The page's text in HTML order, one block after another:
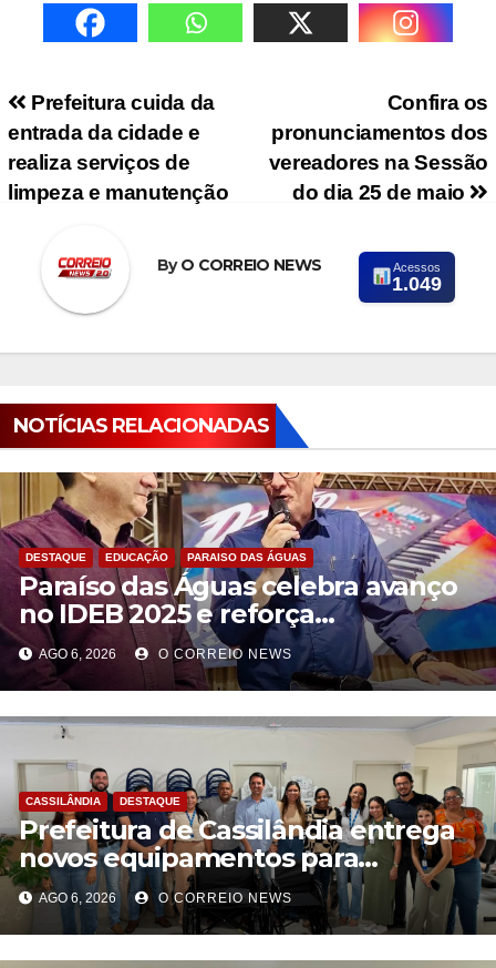
Navegação de Post
Confira os
pronunciamentos dos
vereadores na Sessão
do dia 25 de maio
Prefeitura cuida da
entrada da cidade e
realiza serviços de
limpeza e manutenção
ByO CORREIO NEWS Acessos
1.049
NOTÍCIAS RELACIONADAS
DESTAQUE EDUCAÇÃO PARAISO DAS ÁGUAS
Paraíso das Águas celebra avanço
no IDEB 2025 e reforça
compromisso com uma educação
pública de qualidade
AGO 6, 2026 O CORREIO NEWS
CASSILÂNDIA DESTAQUE
Prefeitura de Cassilândia entrega
novos equipamentos para
fortalecer atendimento na rede
municipal de saúde
AGO 6, 2026 O CORREIO NEWS